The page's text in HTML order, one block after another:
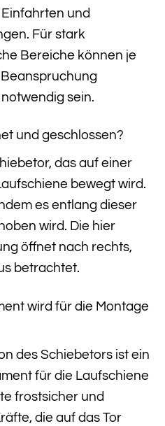
und
Für stark
Bereiche können je
sein.
und geschlossen?
das auf einer
bewegt wird.
es entlang dieser
wird. Die hier
öffnet nach rechts,
betrachtet.
wird für die Montage
des Schiebetors ist ein
für die Laufschiene
frostsicher und
die auf das Tor